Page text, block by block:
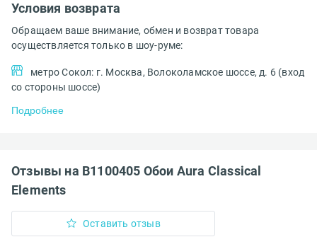
Условия возврата
Обращаем ваше внимание, обмен и возврат товара
осуществляется только в шоу-руме:
метро Сокол: г. Москва, Волоколамское шоссе, д. 6 (вход
со стороны шоссе)
Подробнее
Отзывы на B1100405 Обои Aura Classical
Elements
Оставить отзыв